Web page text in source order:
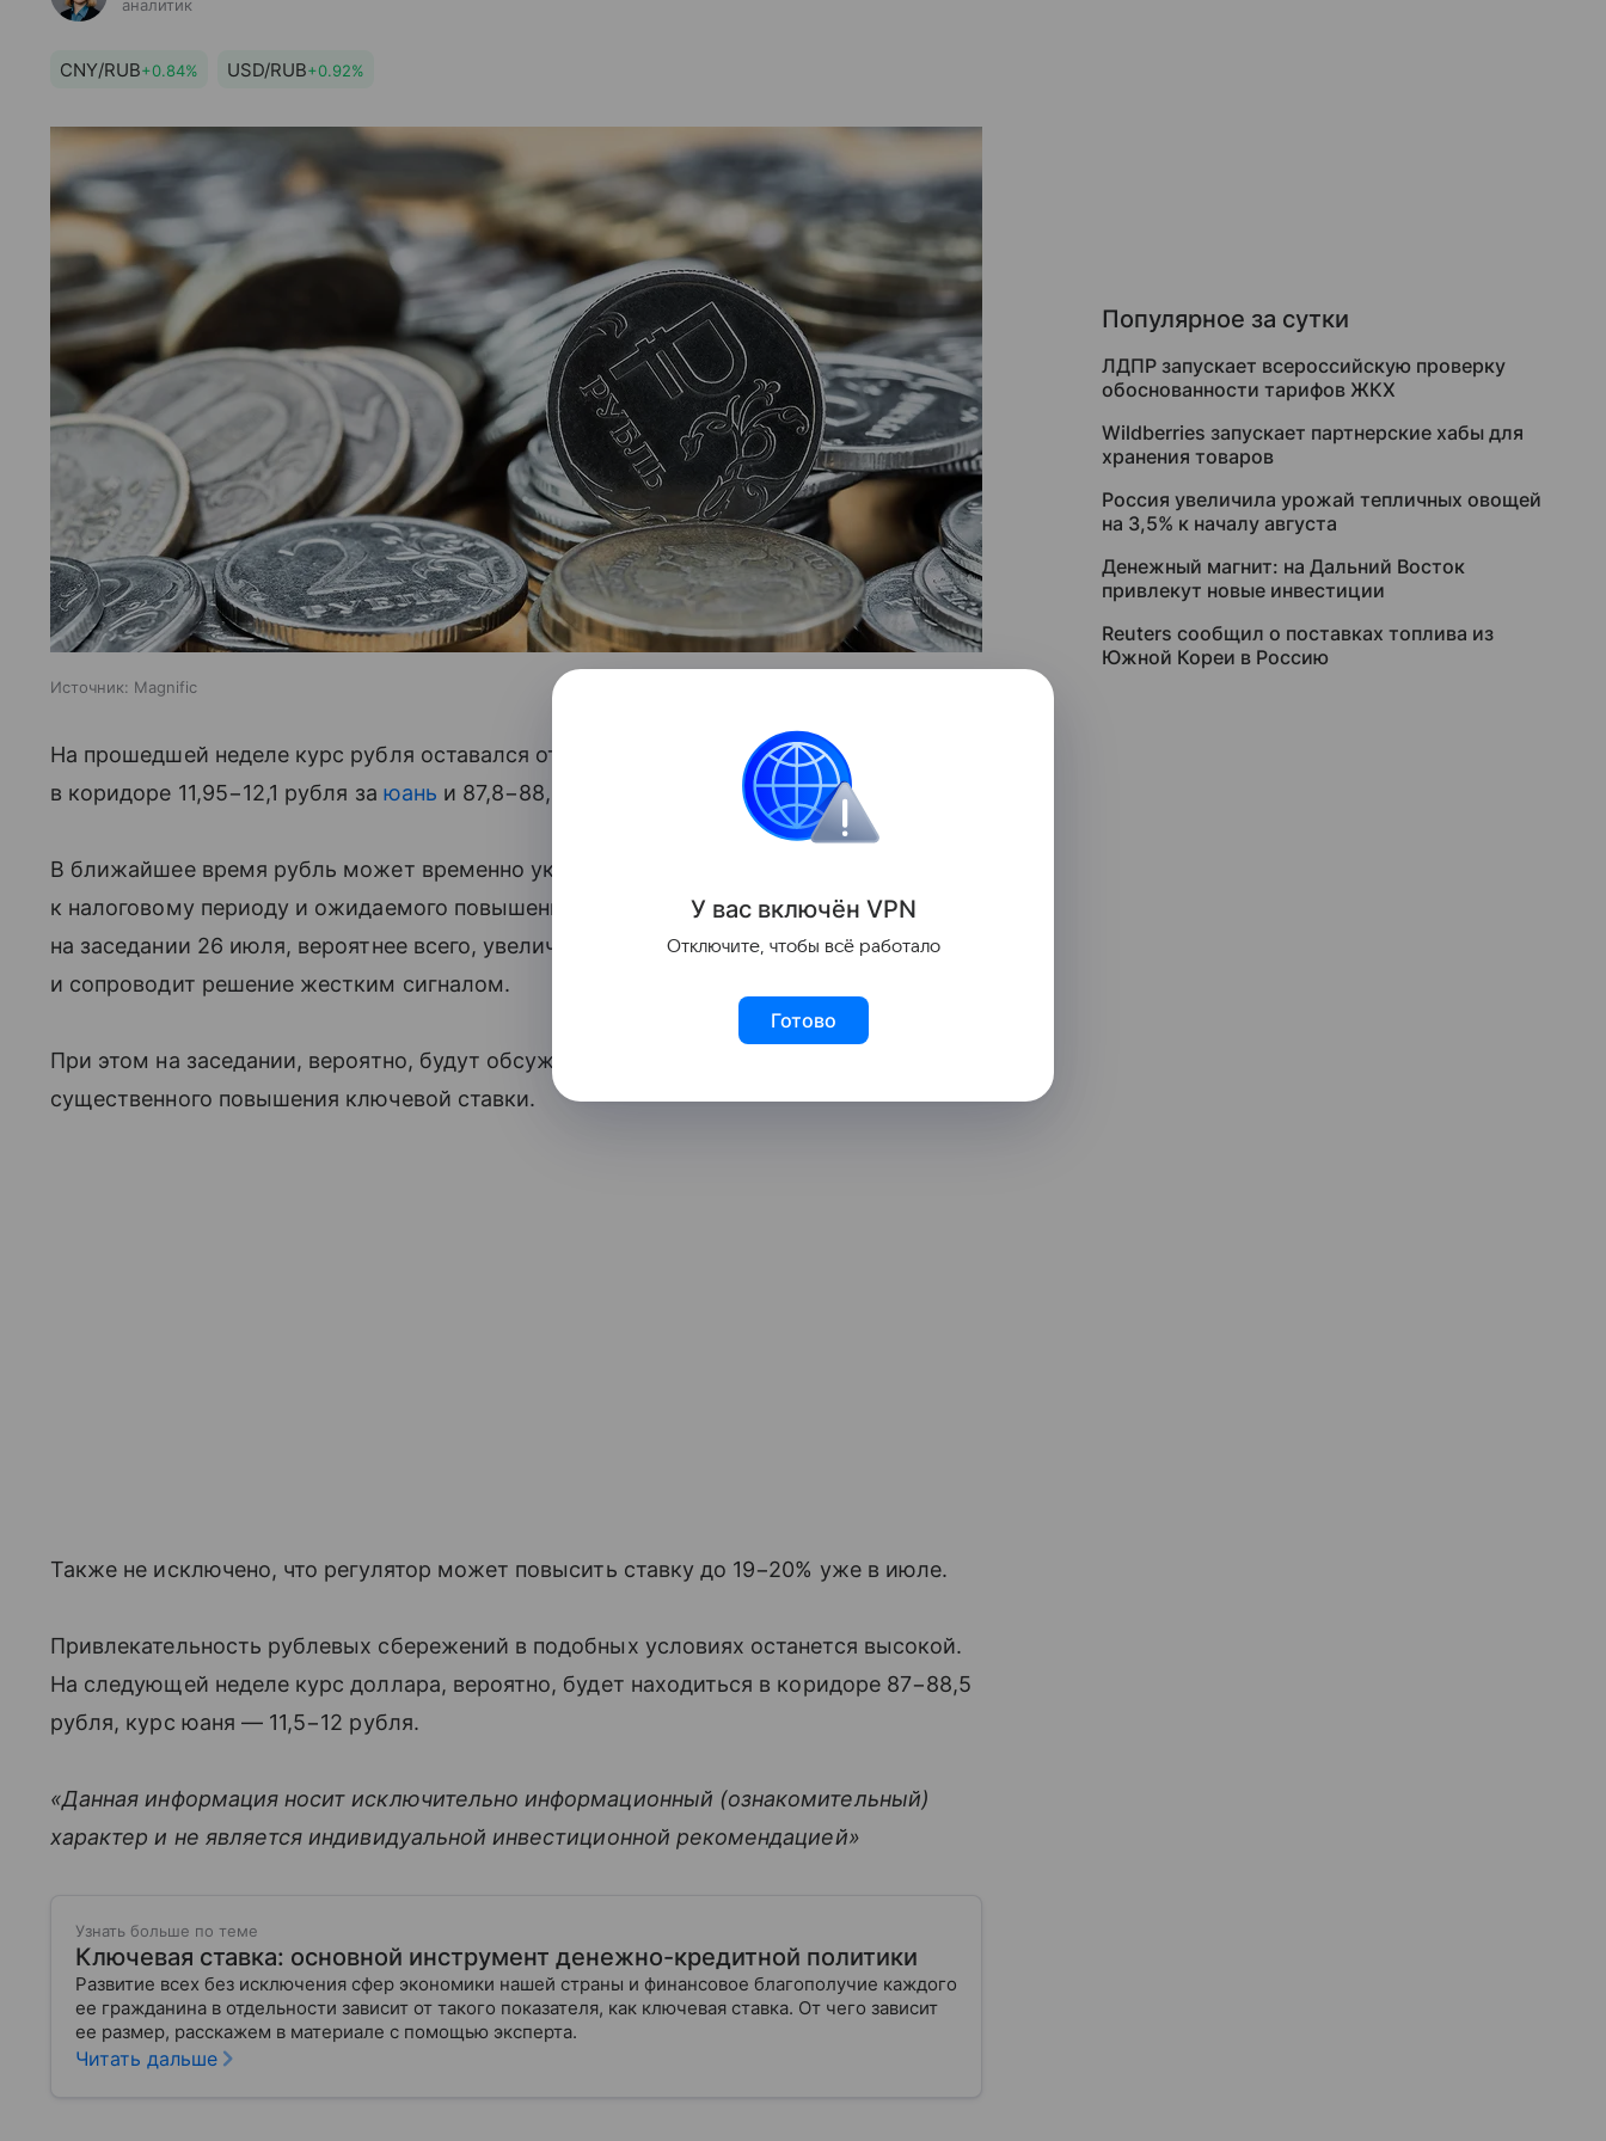
аналитик
CNY/RUB+0.84% USD/RUB+0.92%
Источник: Magnific
На прошедшей неделе курс рубля оставался относительно стабильным и находился
в коридоре 11,95−12,1 рубля за юань и 87,8−88,7 рубля за доллар США.
В ближайшее время рубль может временно укрепиться из-за подготовки
к налоговому периоду и ожидаемого повышения
ключевой ставки. Банк России
на заседании 26 июля, вероятнее всего, увеличит ключевую ставку до 18%
и сопроводит решение жестким сигналом.
При этом на заседании, вероятно, будут обсуждаться варианты и более
существенного повышения ключевой ставки.
Также не исключено, что регулятор может повысить ставку до 19−20% уже в июле.
Привлекательность рублевых сбережений в подобных условиях останется высокой.
На следующей неделе курс доллара, вероятно, будет находиться в коридоре 87−88,5
рубля, курс юаня — 11,5−12 рубля.
«Данная информация носит исключительно информационный (ознакомительный)
характер и не является индивидуальной инвестиционной рекомендацией»
Узнать больше по теме
Ключевая ставка: основной инструмент денежно-кредитной политики
Развитие всех без исключения сфер экономики нашей страны и финансовое благополучие каждого
ее гражданина в отдельности зависит от такого показателя, как ключевая ставка. От чего зависит
ее размер, расскажем в материале с помощью эксперта.
Читать дальше
Популярное за сутки
ЛДПР запускает всероссийскую проверку
обоснованности тарифов ЖКХ
Wildberries запускает партнерские хабы для
хранения товаров
Россия увеличила урожай тепличных овощей
на 3,5% к началу августа
Денежный магнит: на Дальний Восток
привлекут новые инвестиции
Reuters сообщил о поставках топлива из
Южной Кореи в Россию
У вас включён VPN
Отключите, чтобы всё работало
Готово